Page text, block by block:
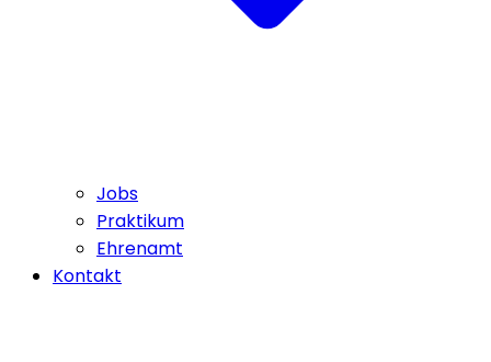
Jobs
Praktikum
Ehrenamt
Kontakt